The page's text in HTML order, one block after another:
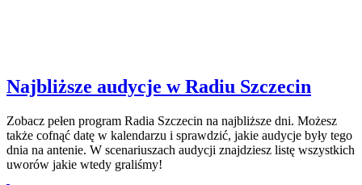
Najbliższe audycje w Radiu Szczecin
Zobacz pełen program Radia Szczecin na najbliższe dni. Możesz
także cofnąć datę w kalendarzu i sprawdzić, jakie audycje były tego
dnia na antenie. W scenariuszach audycji znajdziesz listę wszystkich
uworów jakie wtedy graliśmy!